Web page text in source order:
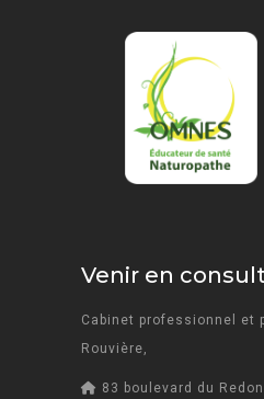
Venir en
Cabinet professionnel et
Rouvière,
83 boulevard du